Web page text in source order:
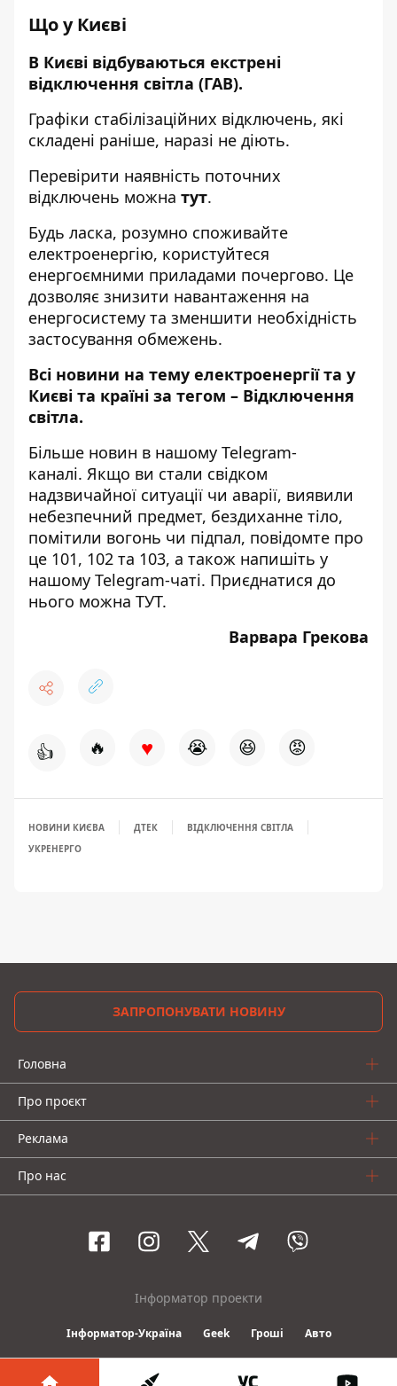
Що у Києві
В Києві відбуваються екстрені
відключення світла (ГАВ).
Графіки стабілізаційних відключень, які
складені раніше, наразі не діють.
Перевірити наявність поточних
відключень можна тут.
Будь ласка, розумно споживайте
електроенергію, користуйтеся
енергоємними приладами почергово. Це
дозволяє знизити навантаження на
енергосистему та зменшити необхідність
застосування обмежень.
Всі новини на тему електроенергії та у
Києві та країні за тегом – Відключення
світла.
Більше новин в нашому Telegram-
каналі. Якщо ви стали свідком
надзвичайної ситуації чи аварії, виявили
небезпечний предмет, бездиханне тіло,
помітили вогонь чи підпал, повідомте про
це 101, 102 та 103, а також напишіть у
нашому Telegram-чаті. Приєднатися до
нього можна ТУТ.
Варвара Грекова
👍 🔥 ♥ 😭 😆 😡
НОВИНИ КИЄВА ДТЕК
ВІДКЛЮЧЕННЯ СВІТЛА
УКРЕНЕРГО
ЗАПРОПОНУВАТИ НОВИНУ
Головна
Про проєкт
Реклама
Про нас
Інформатор проекти
Інформатор-Україна Geek Гроші Авто